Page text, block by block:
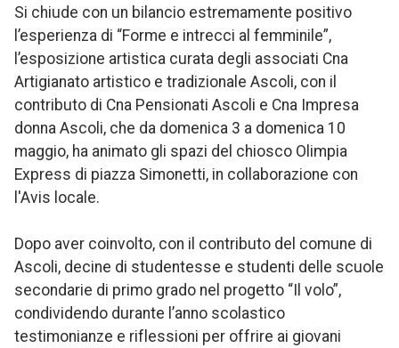
Si chiude con un bilancio estremamente positivo
l’esperienza di “Forme e intrecci al femminile”,
l’esposizione artistica curata degli associati Cna
Artigianato artistico e tradizionale Ascoli, con il
contributo di Cna Pensionati Ascoli e Cna Impresa
donna Ascoli, che da domenica 3 a domenica 10
maggio, ha animato gli spazi del chiosco Olimpia
Express di piazza Simonetti, in collaborazione con
l'Avis locale.
Dopo aver coinvolto, con il contributo del comune di
Ascoli, decine di studentesse e studenti delle scuole
secondarie di primo grado nel progetto “Il volo”,
condividendo durante l’anno scolastico
testimonianze e riflessioni per offrire ai giovani